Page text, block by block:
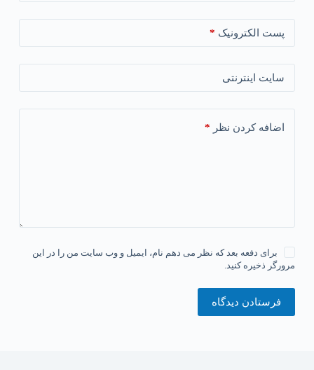
پست الکترونیک *
سایت اینترنتی
اضافه کردن نظر *
برای دفعه بعد که نظر می دهم نام، ایمیل و وب سایت من را در این
مرورگر ذخیره کنید.
فرستادن دیدگاه